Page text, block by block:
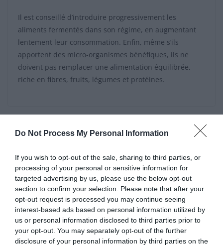
Do Not Process My Personal Information
If you wish to opt-out of the sale, sharing to third parties, or
processing of your personal or sensitive information for
targeted advertising by us, please use the below opt-out
section to confirm your selection. Please note that after your
opt-out request is processed you may continue seeing
interest-based ads based on personal information utilized by
us or personal information disclosed to third parties prior to
your opt-out. You may separately opt-out of the further
disclosure of your personal information by third parties on the
Il est conseillé d’introduire progressivement les
aliments fermentés dans son régime, en augmentant
lentement leur consommation. Enfin, même s’ils
apportent des micro-organismes bénéfiques, ils ne
doivent pas remplacer une alimentation équilibrée,
riche en fibres, fruits, légumes et protéines.
Les restaurants qui ouvrent plus tôt : la nouvelle
Ustensiles de cuisine à éviter en 2026 : ce que 60
Millions de consommateurs révèle
Laisser un commentaire
Votre adresse e-mail ne sera pas publiée. Les champs